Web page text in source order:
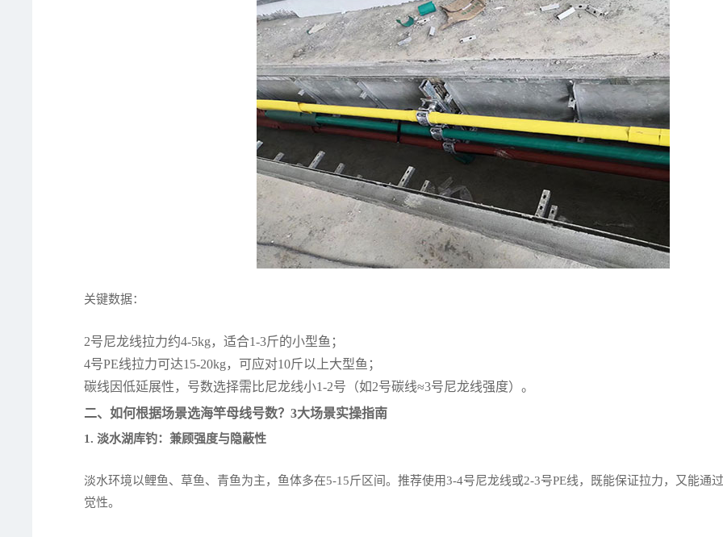
关键数据：
2号尼龙线拉力约4-5kg，适合1-3斤的小型鱼；
4号PE线拉力可达15-20kg，可应对10斤以上大型鱼；
碳线因低延展性，号数选择需比尼龙线小1-2号（如2号碳线≈3号尼龙线强度）。
二、如何根据场景选海竿母线号数？3大场景实操指南
1. 淡水湖库钓：兼顾强度与隐蔽性
淡水环境以鲤鱼、草鱼、青鱼为主，鱼体多在5-15斤区间。推荐使用3-4号尼龙线或2-3号PE线，既能保证拉力，又能通
觉性。